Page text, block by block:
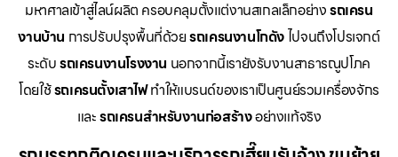
มหาศาลเข้าสู่ไลน์ผลิต ครอบคลุมตั้งแต่งานสเกลเล็กอย่างรถเครน
งานบ้าน การปรับปรุงพื้นที่ด้วยรถเครนงานโกดังไปจนถึงโปรเจกต์
ระดับรถเครนงานโรงงาน นอกจากนี้เรายังรับงานสาธารณูปโภค
โดยใช้รถเครนตั้งเสาไฟทำให้แบรนด์ของเราเป็นศูนย์รวมเครื่องจักร
และรถเครนสำหรับงานก่อสร้างอย่างแท้จริง